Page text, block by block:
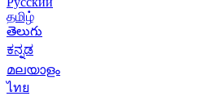
தமிழ்
తెలుగు
ಕನ್ನಡ
മലയാളം
ไทย